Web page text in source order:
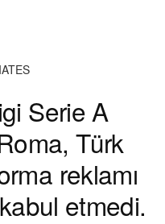
Serie A
Türk
reklamı
etmedi.